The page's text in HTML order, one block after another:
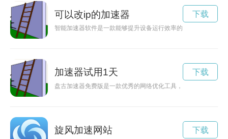
可以改ip的加速器
智能加速器软件是一款能够提升设备运行效率的利器，通过优
下载
加速器试用1天
盘古加速器免费版是一款优秀的网络优化工具，可以帮助玩家
下载
旋风加速网站 下载